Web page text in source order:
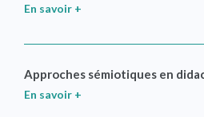
En savoir +
Approches sémiotiques en
En savoir +